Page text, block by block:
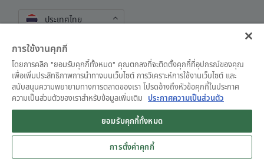
ประเทศไทย
ข้อตกลงและเงื่อนไขการใช้งาน •
© Grab 2010 - 2026
การใช้งานคุกกี้
โดยการคลิก "ยอมรับคุกกี้ทั้งหมด" คุณตกลงที่จะติดตั้งคุกกี้ที่อุปกรณ์ของคุณ
เพื่อเพิ่มประสิทธิภาพการนำทางบนเว็บไซต์ การวิเคราะห์การใช้งานเว็บไซต์ และ
สนับสนุนความพยายามทางการตลาดของเรา โปรดอ้างถึงหัวข้อคุกกี้ในประกาศ
ความเป็นส่วนตัวของเราสำหรับข้อมูลเพิ่มเติม
ประกาศความเป็นส่วนตัว
ยอมรับคุกกี้ทั้งหมด
การตั้งค่าคุกกี้